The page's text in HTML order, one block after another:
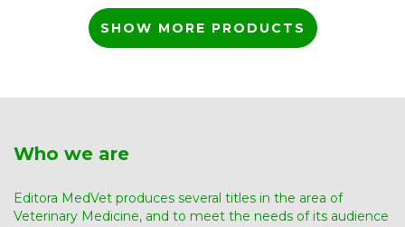
SHOW MORE PRODUCTS
Who we are
Editora MedVet produces several titles in the area of ​​
Veterinary Medicine, and to meet the needs of its audience